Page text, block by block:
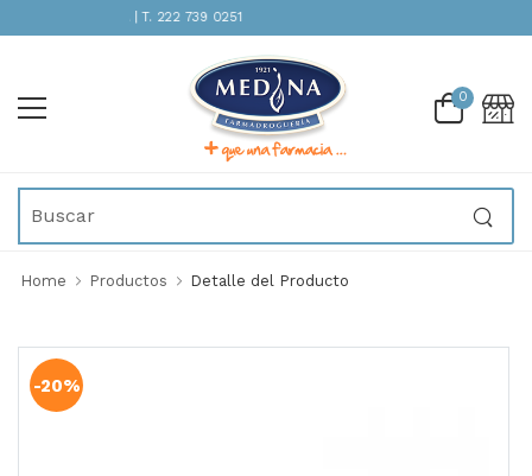
INMEDIATA | T. 222 739 0251
0
Home Productos Detalle del Producto
-20%